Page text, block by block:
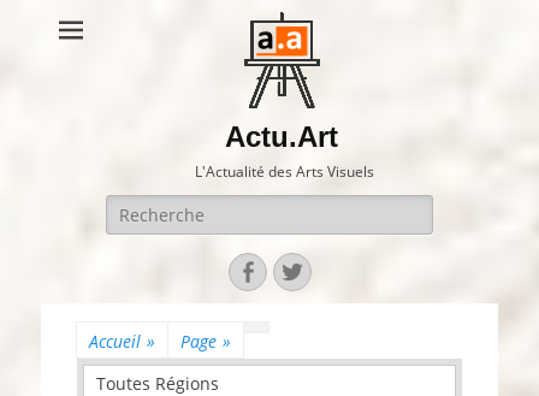
Actu.Art
L'Actualité des Arts Visuels
Recherche
pour:
Facebook
Twitter
Accueil » Page »
Toutes Régions